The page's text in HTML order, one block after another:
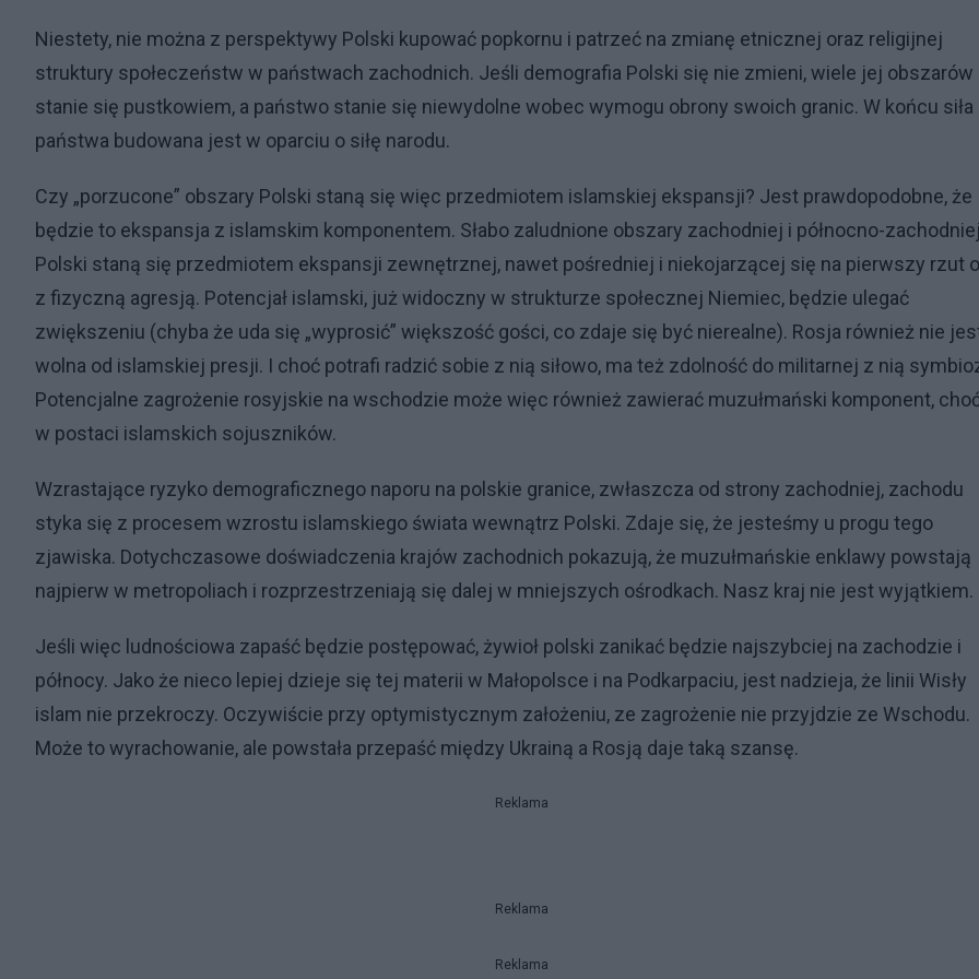
Niestety, nie można z perspektywy Polski kupować popkornu i patrzeć na zmianę etnicznej oraz religijnej
struktury społeczeństw w państwach zachodnich. Jeśli demografia Polski się nie zmieni, wiele jej obszarów
stanie się pustkowiem, a państwo stanie się niewydolne wobec wymogu obrony swoich granic. W końcu siła
państwa budowana jest w oparciu o siłę narodu.
Czy „porzucone” obszary Polski staną się więc przedmiotem islamskiej ekspansji? Jest prawdopodobne, że
będzie to ekspansja z islamskim komponentem. Słabo zaludnione obszary zachodniej i północno-zachodniej
Polski staną się przedmiotem ekspansji zewnętrznej, nawet pośredniej i niekojarzącej się na pierwszy rzut
z fizyczną agresją. Potencjał islamski, już widoczny w strukturze społecznej Niemiec, będzie ulegać
zwiększeniu (chyba że uda się „wyprosić” większość gości, co zdaje się być nierealne). Rosja również nie
wolna od islamskiej presji. I choć potrafi radzić sobie z nią siłowo, ma też zdolność do militarnej z nią
Potencjalne zagrożenie rosyjskie na wschodzie może więc również zawierać muzułmański komponent,
w postaci islamskich sojuszników.
Wzrastające ryzyko demograficznego naporu na polskie granice, zwłaszcza od strony zachodniej, zachodu
styka się z procesem wzrostu islamskiego świata wewnątrz Polski. Zdaje się, że jesteśmy u progu tego
zjawiska. Dotychczasowe doświadczenia krajów zachodnich pokazują, że muzułmańskie enklawy powstają
najpierw w metropoliach i rozprzestrzeniają się dalej w mniejszych ośrodkach. Nasz kraj nie jest wyjątkiem.
Jeśli więc ludnościowa zapaść będzie postępować, żywioł polski zanikać będzie najszybciej na zachodzie i
północy. Jako że nieco lepiej dzieje się tej materii w Małopolsce i na Podkarpaciu, jest nadzieja, że linii Wisły
islam nie przekroczy. Oczywiście przy optymistycznym założeniu, ze zagrożenie nie przyjdzie ze Wschodu.
Może to wyrachowanie, ale powstała przepaść między Ukrainą a Rosją daje taką szansę.
Reklama
Reklama
Reklama